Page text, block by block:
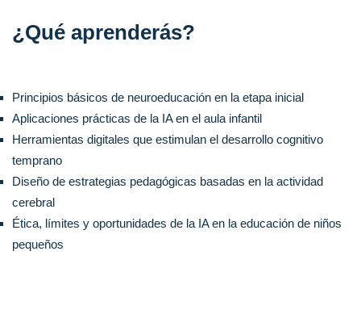
¿Qué aprenderás?
Principios básicos de neuroeducación en la etapa inicial
Aplicaciones prácticas de la IA en el aula infantil
Herramientas digitales que estimulan el desarrollo cognitivo
temprano
Diseño de estrategias pedagógicas basadas en la actividad
cerebral
Ética, límites y oportunidades de la IA en la educación de niños
pequeños